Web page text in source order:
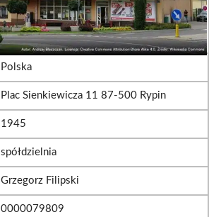
Polska
Plac Sienkiewicza 11 87-500 Rypin
1945
spółdzielnia
Grzegorz Filipski
0000079809